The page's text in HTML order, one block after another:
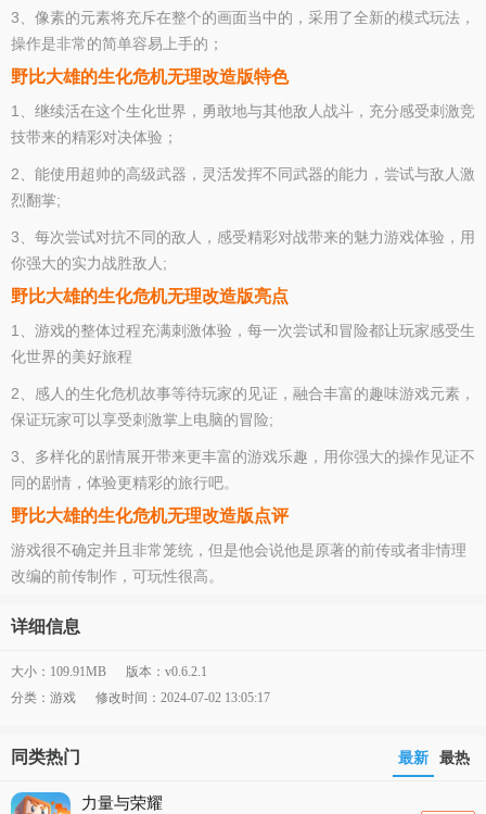
3、像素的元素将充斥在整个的画面当中的，采用了全新的模式玩法，
操作是非常的简单容易上手的；
野比大雄的生化危机无理改造版特色
1、继续活在这个生化世界，勇敢地与其他敌人战斗，充分感受刺激竞
技带来的精彩对决体验；
2、能使用超帅的高级武器，灵活发挥不同武器的能力，尝试与敌人激
烈翻掌;
3、每次尝试对抗不同的敌人，感受精彩对战带来的魅力游戏体验，用
你强大的实力战胜敌人;
野比大雄的生化危机无理改造版亮点
1、游戏的整体过程充满刺激体验，每一次尝试和冒险都让玩家感受生
化世界的美好旅程
2、感人的生化危机故事等待玩家的见证，融合丰富的趣味游戏元素，
保证玩家可以享受刺激掌上电脑的冒险;
3、多样化的剧情展开带来更丰富的游戏乐趣，用你强大的操作见证不
同的剧情，体验更精彩的旅行吧。
野比大雄的生化危机无理改造版点评
游戏很不确定并且非常笼统，但是他会说他是原著的前传或者非情理
改编的前传制作，可玩性很高。
详细信息
大小：109.91MB
版本：v0.6.2.1
分类：游戏
修改时间：2024-07-02 13:05:17
同类热门 最新 最热
力量与荣耀